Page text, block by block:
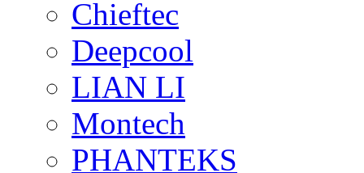
Chieftec
Deepcool
LIAN LI
Montech
PHANTEKS